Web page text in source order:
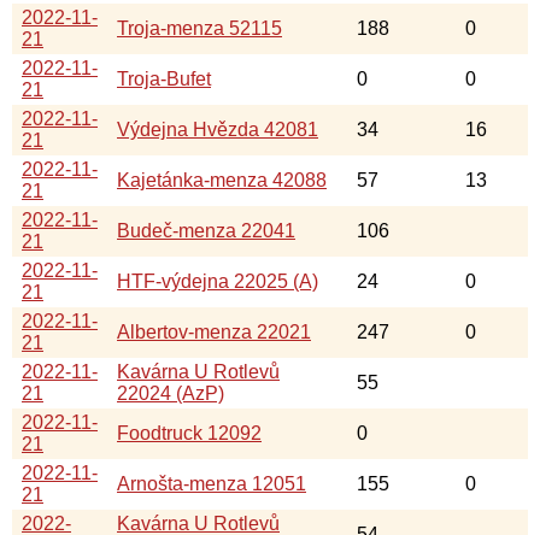
2022-11-
21
Troja-menza 52115 188
0
2022-11-
21
Troja-Bufet 0
0
2022-11-
21
Výdejna Hvězda 42081 34
16
2022-11-
21
Kajetánka-menza 42088 57
13
2022-11-
21
Budeč-menza 22041
106
2022-11-
21
HTF-výdejna 22025 (A) 24
0
2022-11-
21
Albertov-menza 22021 247
0
2022-11-
21
Kavárna U Rotlevů
22024 (AzP)
55
2022-11-
21
Foodtruck 12092
0
2022-11-
21
Arnošta-menza 12051 155
0
2022-
Kavárna U Rotlevů